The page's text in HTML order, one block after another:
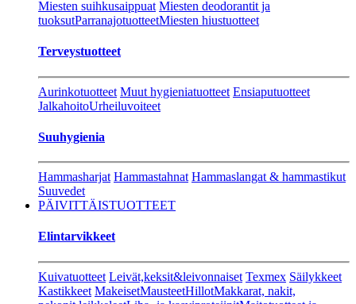
Miesten suihkusaippuat Miesten deodorantit ja
tuoksutParranajotuotteetMiesten hiustuotteet
Terveystuotteet
Aurinkotuotteet Muut hygieniatuotteet Ensiaputuotteet
JalkahoitoUrheiluvoiteet
Suuhygienia
Hammasharjat Hammastahnat Hammaslangat & hammastikut
Suuvedet
PÄIVITTÄISTUOTTEET
Elintarvikkeet
Kuivatuotteet Leivät,keksit&leivonnaiset Texmex Säilykkeet
Kastikkeet MakeisetMausteetHillotMakkarat, nakit,